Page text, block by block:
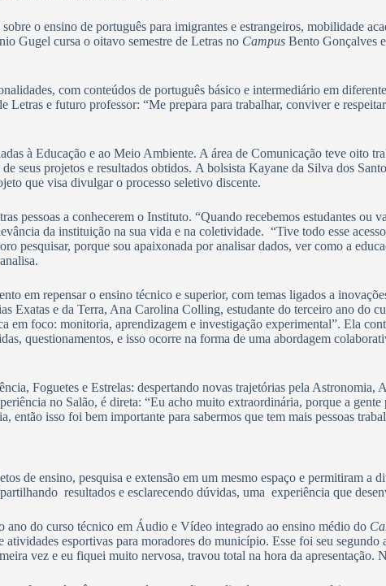
o ensino de português para imigrantes e estrangeiros, mobilidade
Gugel cursa o oitavo semestre de Letras no Campus Bento Gonçalves
com conteúdos de português básico e intermediário em
Letras e futuro professor: “Me prepara para trabalhar, conviver e
à Educação e ao Meio Ambiente. A área de Comunicação teve oito
seus projetos e resultados obtidos. A bolsista Kayane da Silva dos
que visa divulgar o processo seletivo discente.
pessoas a conhecerem o Instituto. “Quando recebemos estudantes ou
da instituição na sua vida e na coletividade. “Tive todo esse
pesquisar, porque sou apaixonada por analisar dados, ver como a
em repensar o ensino técnico e superior, com temas ligados a
Exatas e da Terra, Ana Carolina Colling, estudante do terceiro ano do
em foco: monitoria, aprendizagem e investigação experimental”. Ela
questionamentos, e isso ocorre na forma de uma abordagem
Foguetes e Estrelas: despertando novas trajetórias pela Astronomia,
no Salão, é direta: “Eu acho muito extraordinária, porque a
isso foi bem importante para sabermos que tem mais pessoas
de ensino, pesquisa e extensão em um mesmo espaço e permitiram a
resultados e esclarecendo dúvidas, uma experiência que
ano do curso técnico em Áudio e Vídeo integrado ao ensino médio do
esportivas para moradores do município. Esse foi seu segundo
vez e eu fiquei muito nervosa, travou total na hora da apresentação.